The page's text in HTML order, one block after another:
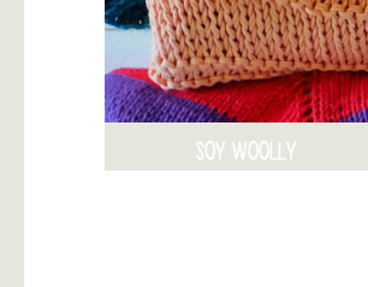
SOY WOOLLY